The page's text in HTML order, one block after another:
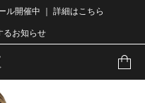
ル開催中 ｜ 詳細はこちら
るお知らせ